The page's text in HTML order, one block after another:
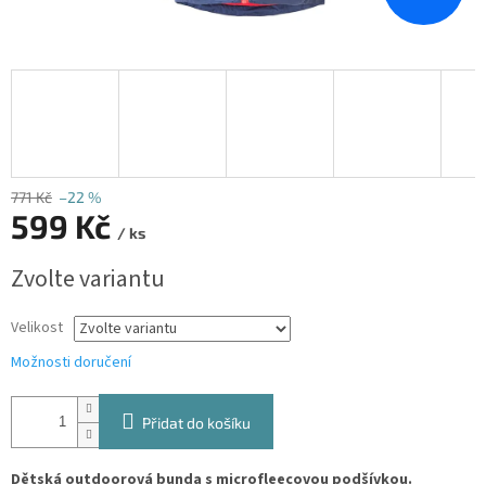
771 Kč –22 %
599 Kč / ks
cena:
Zvolte variantu
Velikost
Možnosti doručení
Přidat do košíku